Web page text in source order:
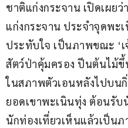
ชาติแก่งกระจาน เปิดเผย
แก่งกระจาน ประจำจุดพะ
ประทับใจ เป็นภาพขณะ ‘
สัตว์ป่าคุ้มครอง ปีนต้นไม้
ในสภาพตัวเอนหลังไปบน
ยอดเขาพะเนินทุ่ง ต้อนรับ
นักท่องเที่ยวเห็นแล้วเป็น